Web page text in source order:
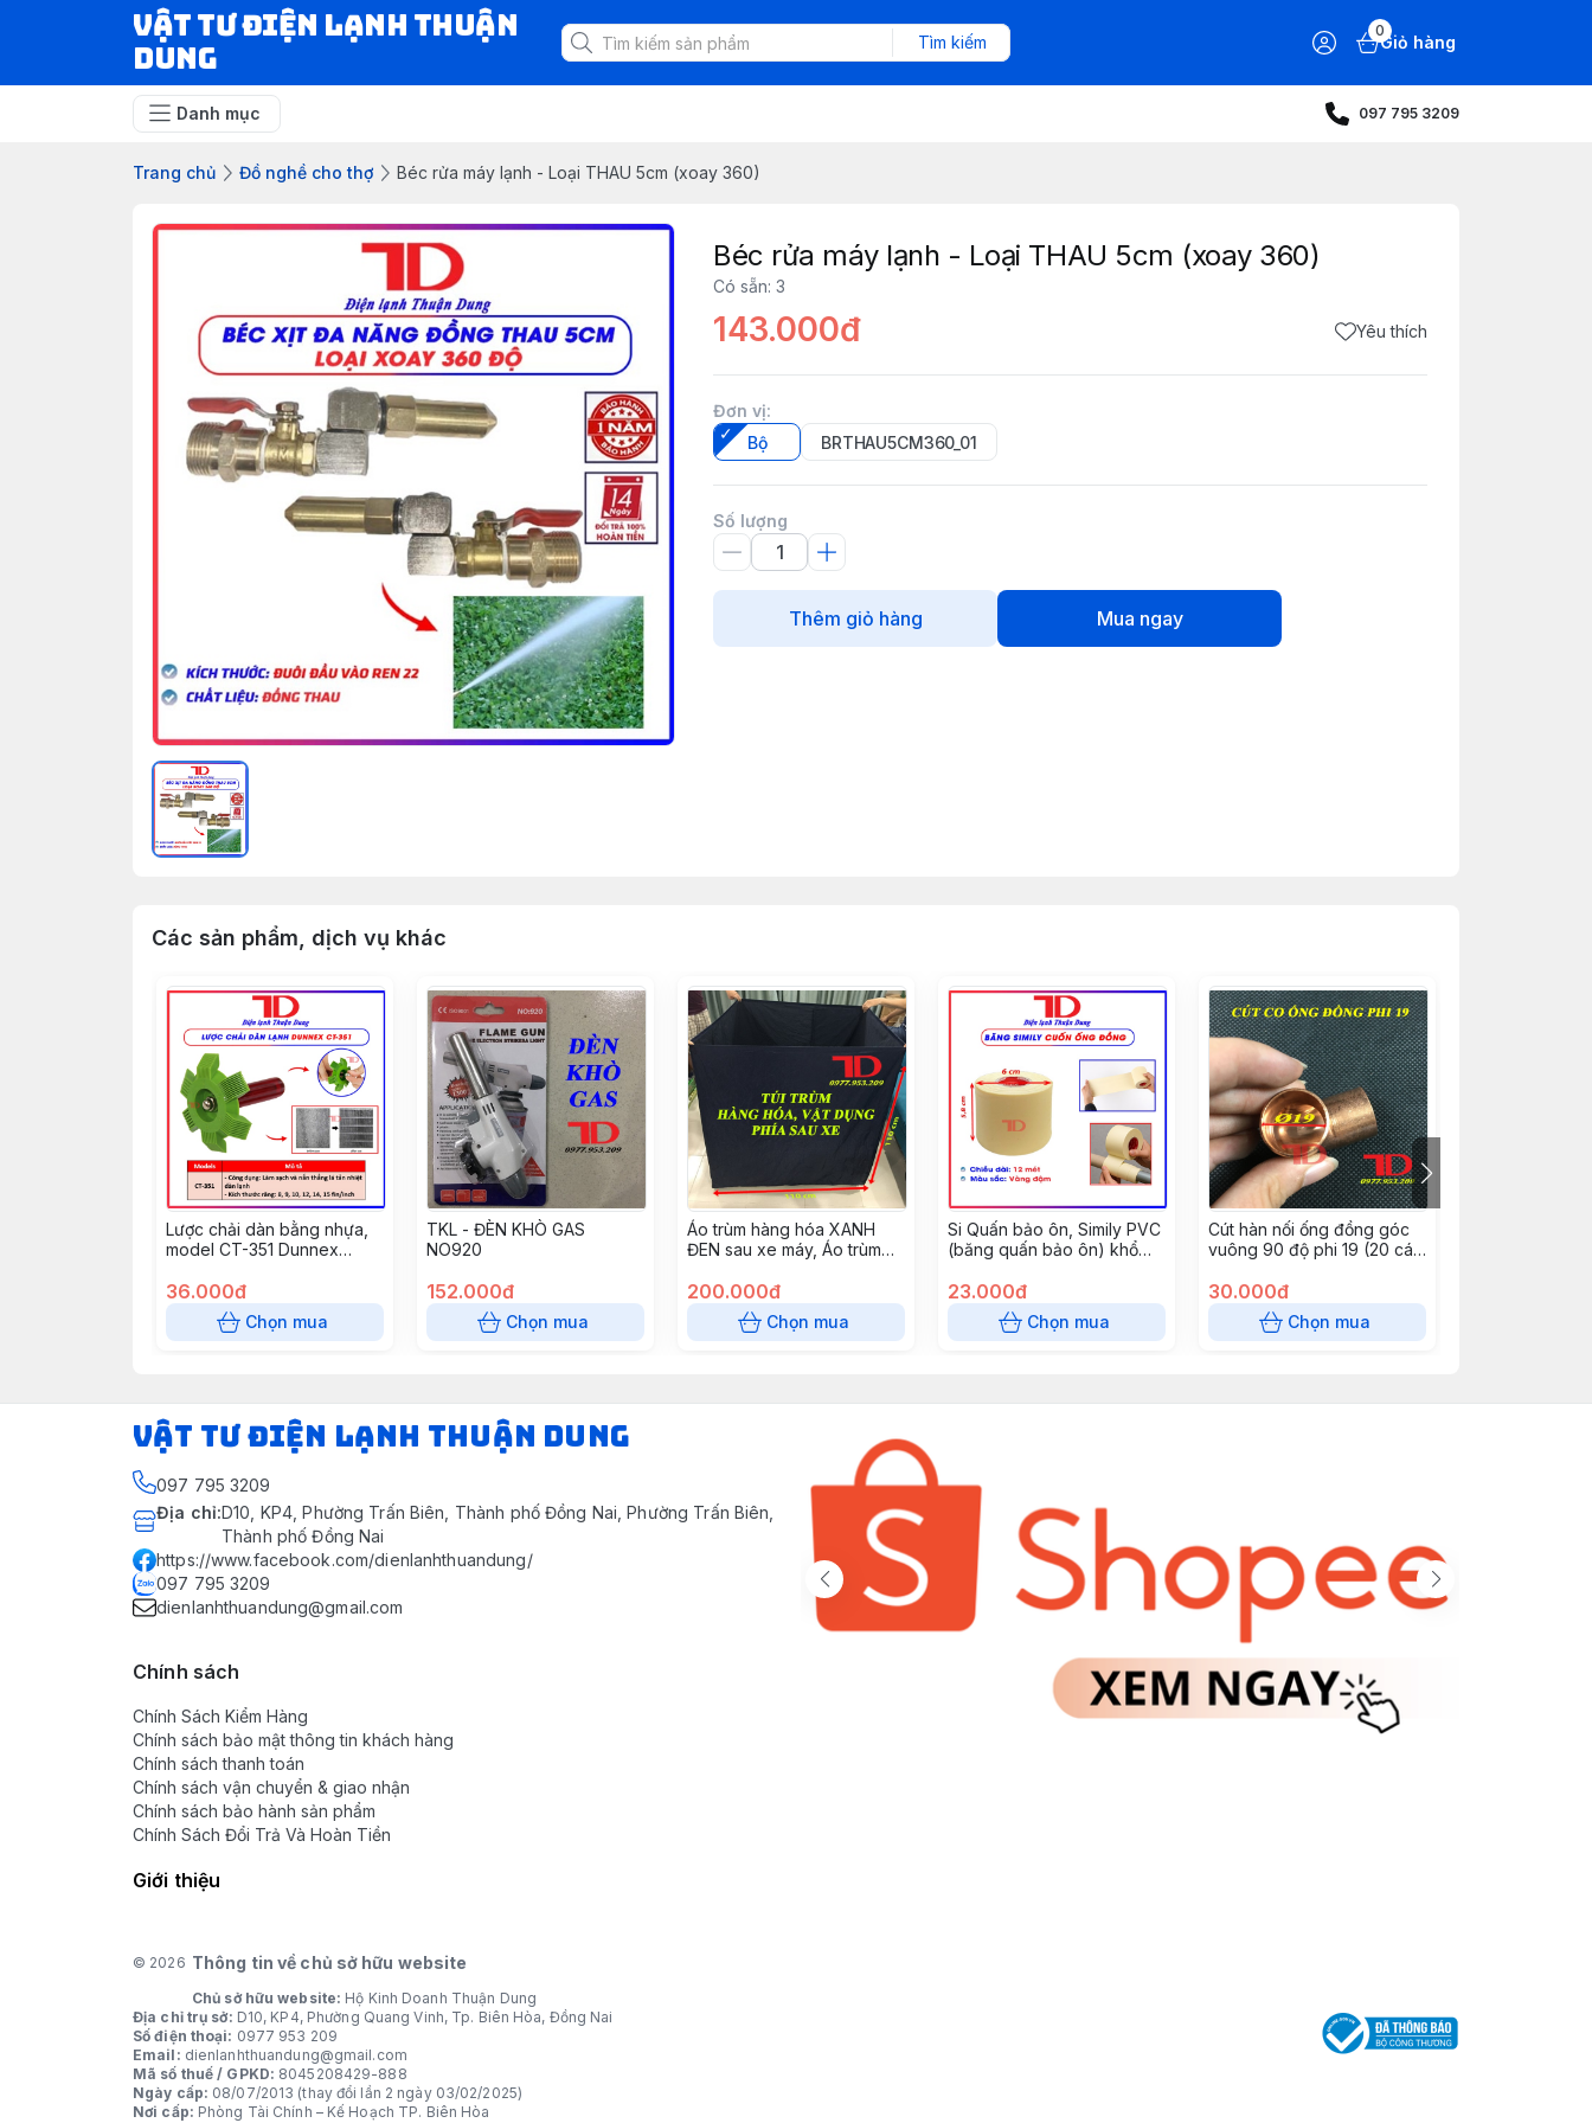
VẬT TƯ ĐIỆN LẠNH THUẬN
DUNG
Tìm kiếm
0
Giỏ hàng
Danh mục 097 795 3209
Trang chủ Đồ nghề cho thợ Béc rửa máy lạnh - Loại THAU 5cm (xoay 360)
Béc rửa máy lạnh - Loại THAU 5cm (xoay 360)
Có sẵn: 3
143.000đ Yêu thích
Đơn vị:
Bộ
BRTHAU5CM360_01
Số lượng
Thêm giỏ hàng Mua ngay
Các sản phẩm, dịch vụ khác
Lược chải dàn bằng nhựa,
model CT-351 Dunnex
36.000đ
Chọn mua
TKL - ĐÈN KHÒ GAS
NO920
152.000đ
Chọn mua
Áo trùm hàng hóa XANH
ĐEN sau xe máy, Áo trùm
100x100cm
200.000đ
Chọn mua
Si Quấn bảo ôn, Simily PVC
(băng quấn bảo ôn) khổ
(5.8cm), dày 0.16m màu
vàng đậm (100c/t)
23.000đ
Chọn mua
Cút hàn nối ống đồng góc
vuông 90 độ phi 19 (20 cái/
30.000đ
Chọn mua
VẬT TƯ ĐIỆN LẠNH THUẬN DUNG
097 795 3209
Địa chỉ:D10, KP4, Phường Trấn Biên, Thành phố Đồng Nai, Phường Trấn Biên,
Thành phố Đồng Nai
https://www.facebook.com/dienlanhthuandung/
097 795 3209
dienlanhthuandung@gmail.com
Chính sách
Chính Sách Kiểm Hàng
Chính sách bảo mật thông tin khách hàng
Chính sách thanh toán
Chính sách vận chuyển & giao nhận
Chính sách bảo hành sản phẩm
Chính Sách Đổi Trả Và Hoàn Tiền
Giới thiệu
© 2026 Thông tin về chủ sở hữu website
Chủ sở hữu website: Hộ Kinh Doanh Thuận Dung
Địa chỉ trụ sở: D10, KP4, Phường Quang Vinh, Tp. Biên Hòa, Đồng Nai
Số điện thoại: 0977 953 209
Email: dienlanhthuandung@gmail.com
Mã số thuế / GPKD: 8045208429-888
Ngày cấp: 08/07/2013 (thay đổi lần 2 ngày 03/02/2025)
Nơi cấp: Phòng Tài Chính – Kế Hoạch TP. Biên Hòa